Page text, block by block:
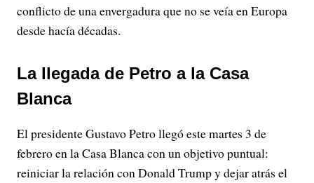
conflicto de una envergadura que no se veía en Europa
desde hacía décadas.
La llegada de Petro a la Casa
Blanca
El presidente Gustavo Petro llegó este martes 3 de
febrero en la Casa Blanca con un objetivo puntual:
reiniciar la relación con Donald Trump y dejar atrás el